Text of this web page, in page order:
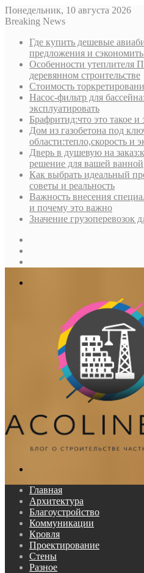
Понедельник, 10 августа 2026
Breaking News
Где купить дешевые
предложения и сэкономить
Особенности утеплителя
деревянном строительстве
Стоимость
Насос-фильтр для
эксплуатировать
Брафритид:что это такое
Дом из газобетона под
области:тепло,скорость и
Дверь в душевую на
решение для вашей ванной
Как выбрать идеальный
советы и реальность
Важность внесения
и почему это важно
Значение грузоперевозок
Главная
Архитектура
Благоустройство
Коммуникации
Кровля
Проектирование
Стены
Разное